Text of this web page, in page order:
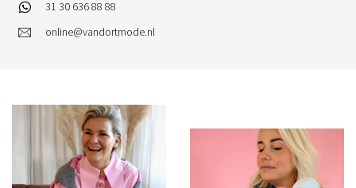
31 30 636 88 88
online@vandortmode.nl